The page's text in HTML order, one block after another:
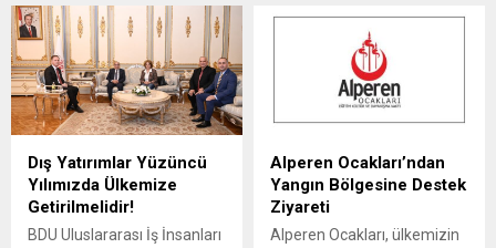
Sabiha Gökçen
Havalimanı’nda gözaltına
alınıp çıkarıldığı mahkemece
tutuklanan Av. Ahmet
Keskin, Bursa Barosu ve
meslektaşlarınca yapılan
itiraz üzerine tahliye edildi.
Keskin’i tahliyesinden önce
Bursa H Tipi Cezaevi’nde
Sağkan, Bursa Barosu
kaldırma çalışmaları sürüyor.
Tüm Emeklilerin Sendikası
Bursa Şubesi, yaptığı basın
açıklaması ile iktidar
tarafından depremzede
ödeme planlarıyla teslim
edileceği öngörülen
konutların müjde gibi
sunulmasının kabul
edilemez olduğunu bildirdi....
Dış Yatırımlar Yüzüncü
Yılımızda Ülkemize
Getirilmelidir!
BDU Uluslararası İş İnsanları
Alperen Ocakları’ndan
Yangın Bölgesine Destek
Ziyareti
Alperen Ocakları, ülkemizin